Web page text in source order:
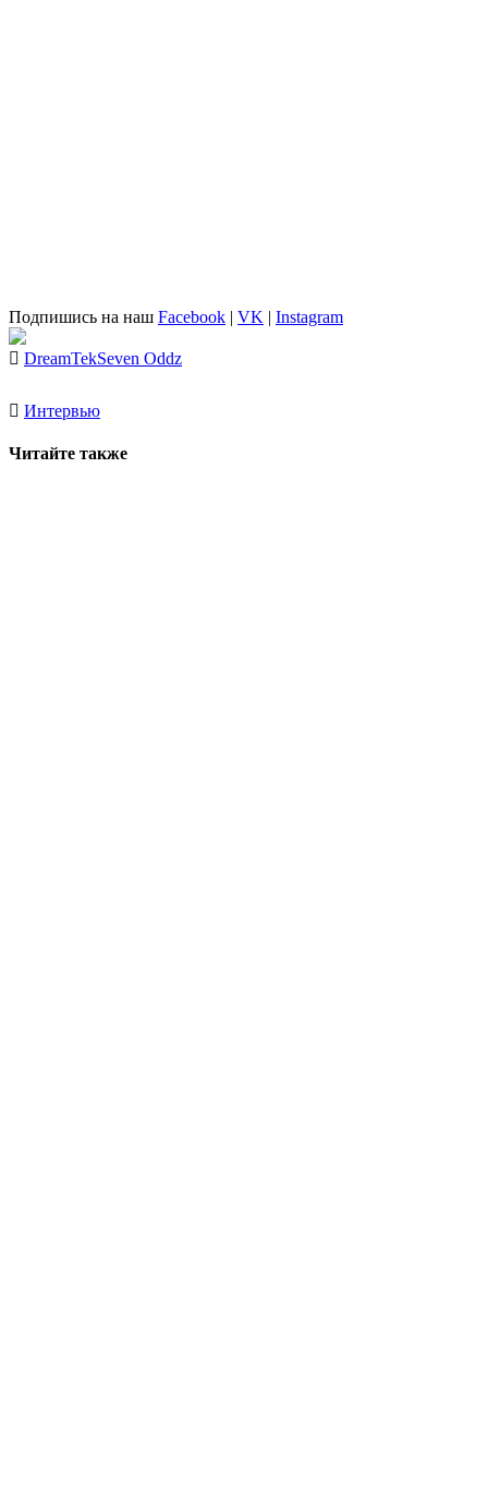
Подпишись на наш Facebook | VK | Instagram
DreamTekSeven Oddz
Интервью
Читайте также